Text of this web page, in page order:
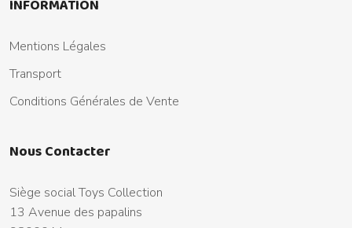
INFORMATION
Mentions Légales
Transport
Conditions Générales de Vente
Nous Contacter
Siège social Toys Collection
13 Avenue des papalins